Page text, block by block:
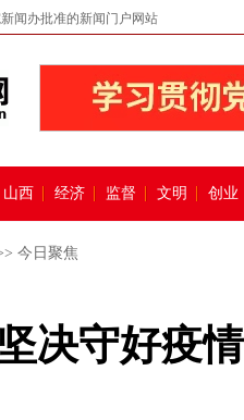
闻办批准的新闻门户网站
山西 经济 监督 文明 创业
今日聚焦
决守好疫